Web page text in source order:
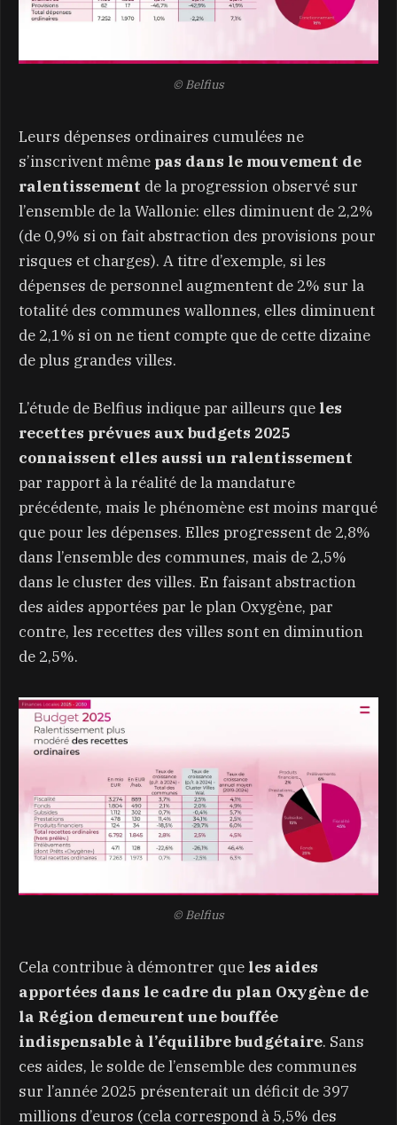
© Belfius
Leurs dépenses ordinaires cumulées ne
s’inscrivent même pas dans le mouvement de
ralentissement de la progression observé sur
l’ensemble de la Wallonie: elles diminuent de 2,2%
(de 0,9% si on fait abstraction des provisions pour
risques et charges). A titre d’exemple, si les
dépenses de personnel augmentent de 2% sur la
totalité des communes wallonnes, elles diminuent
de 2,1% si on ne tient compte que de cette dizaine
de plus grandes villes.
L’étude de Belfius indique par ailleurs que les
recettes prévues aux budgets 2025
connaissent elles aussi un ralentissement
par rapport à la réalité de la mandature
précédente, mais le phénomène est moins marqué
que pour les dépenses. Elles progressent de 2,8%
dans l’ensemble des communes, mais de 2,5%
dans le cluster des villes. En faisant abstraction
des aides apportées par le plan Oxygène, par
contre, les recettes des villes sont en diminution
de 2,5%.
© Belfius
Cela contribue à démontrer que les aides
apportées dans le cadre du plan Oxygène de
la Région demeurent une bouffée
indispensable à l’équilibre budgétaire. Sans
ces aides, le solde de l’ensemble des communes
sur l’année 2025 présenterait un déficit de 397
millions d’euros (cela correspond à 5,5% des